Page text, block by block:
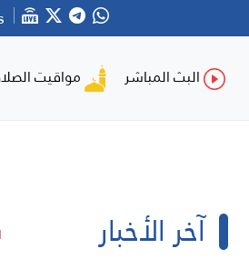
البث المباشر مواقيت
آخر الأخبار